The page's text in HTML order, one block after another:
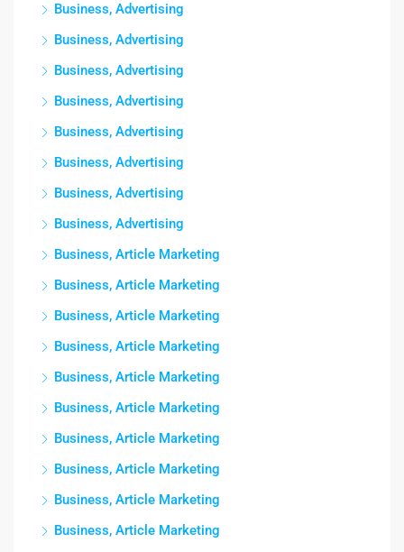
Business, Advertising
Business, Advertising
Business, Advertising
Business, Advertising
Business, Advertising
Business, Advertising
Business, Advertising
Business, Advertising
Business, Article Marketing
Business, Article Marketing
Business, Article Marketing
Business, Article Marketing
Business, Article Marketing
Business, Article Marketing
Business, Article Marketing
Business, Article Marketing
Business, Article Marketing
Business, Article Marketing